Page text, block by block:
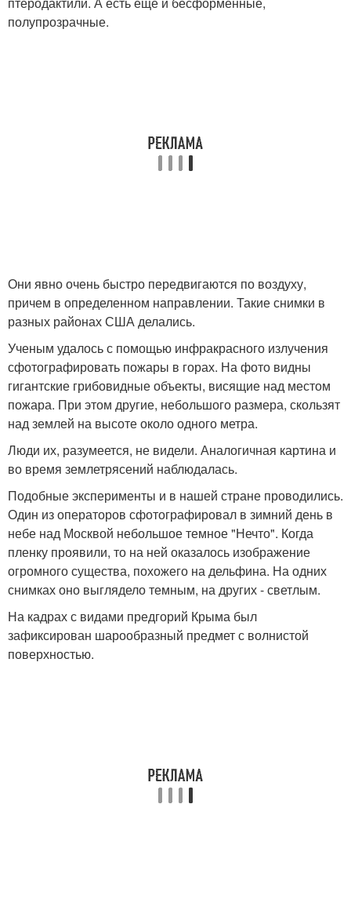
полупрозрачные.
Они явно очень быстро передвигаются по воздуху,
причем в определенном направлении. Такие снимки в
разных районах США делались.
Ученым удалось с помощью инфракрасного излучения
сфотографировать пожары в горах. На фото видны
гигантские грибовидные объекты, висящие над местом
пожара. При этом другие, небольшого размера, скользят
над землей на высоте около одного метра.
Люди их, разумеется, не видели. Аналогичная картина и
во время землетрясений наблюдалась.
Подобные эксперименты и в нашей стране проводились.
Один из операторов сфотографировал в зимний день в
небе над Москвой небольшое темное "Нечто". Когда
пленку проявили, то на ней оказалось изображение
огромного существа, похожего на дельфина. На одних
снимках оно выглядело темным, на других - светлым.
На кадрах с видами предгорий Крыма был
зафиксирован шарообразный предмет с волнистой
поверхностью.